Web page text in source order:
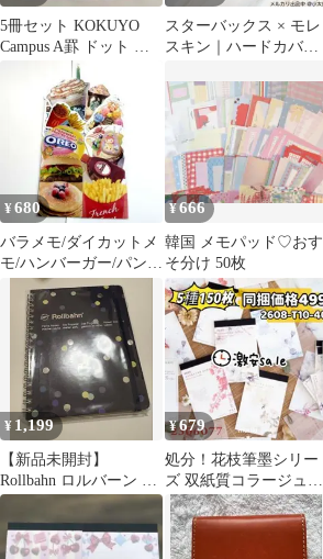
5冊セット KOKUYO
Campus A罫 ドット ノ
ート B5 30枚
スターバックス × モレ
スキン｜ハードカバー
ード4周年
¥680
バラメモ/ダイカットメ
モ/ハンバーガー/パンケ
ーキ/ドリンク/110枚以
¥666
韓国 メモパッド♡おす
そ分け 50枚
¥ 1,199
【新品未開封】
Rollbahn ロルバーン ド
ット ダークブルー
¥679
処分！花枝筆墨シリー
ズ 双紙質コラージュ素
材ペーパー メモ帳 5種
150枚